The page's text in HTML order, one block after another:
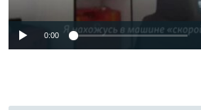
Auto 270p 360p
0:00